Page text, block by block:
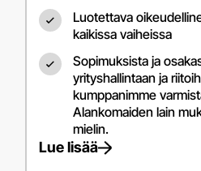
Luotettava
kaikissa vaiheissa
Sopimuksista ja
yrityshallintaan ja
kumppanimme
Alankomaiden lain
mielin.
Lue lisää